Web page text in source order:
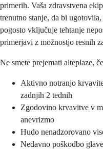
primerih. Vaša zdravstvena
trenutno stanje, da bi
pogosto vključuje tehtanje
primerjavi z možnostjo resnih
Ne smete prejemati alteplaze,
Aktivno notranjo
zadnjih 2 tednih
Zgodovino krvavitve v
anevrizmo
Hudo nenadzorovano
Nedavno poškodbo